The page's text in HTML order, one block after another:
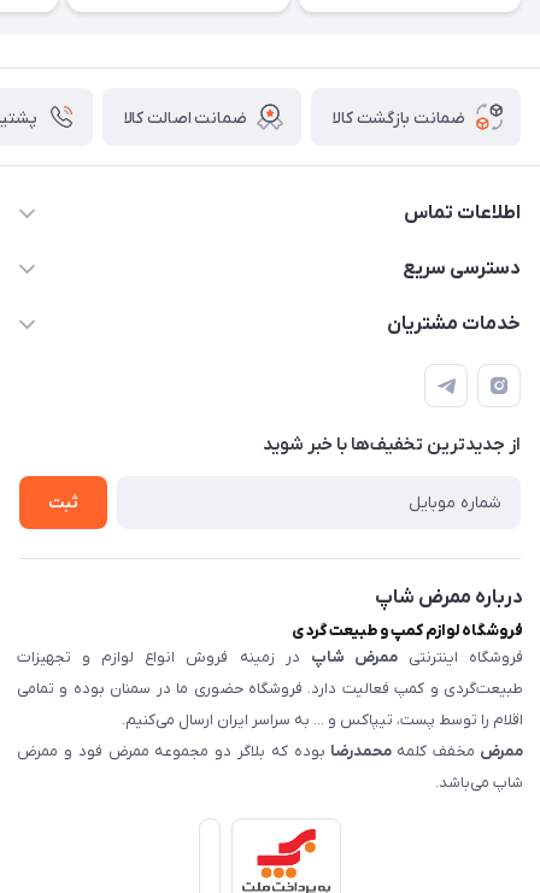
ضمانت بازگشت کالا ضمانت اصالت کالا
اطلاعات تماس
09391311372 ( لطفا پیام دهید )
فیت
دسترسی سریع
حساب کاربری
لیست محصولات موجود
درباره ما
خدمات مشتریان
راهنما
از جدید‌ترین تخفیف‌ها با‌ خبر شوید
ثبت
درباره ممرض شاپ
فروشگاه لوازم کمپ و طبیعت گردی
فروشگاه اینترنتیممرض شاپ در زمینه فروش انواع لوازم و تجهیزات
طبیعت‌گردی و کمپ فعالیت دارد. فروشگاه حضوری ما در سمنان بوده و تمامی
اقلام را توسط پست، تیپاکس و ... به سراسر ایران ارسال می‌کنیم.
ممرض مخفف کلمهمحمدرضا بوده که بلاگر دو مجموعه ممرض فود و ممرض
شاپ می‌باشد.